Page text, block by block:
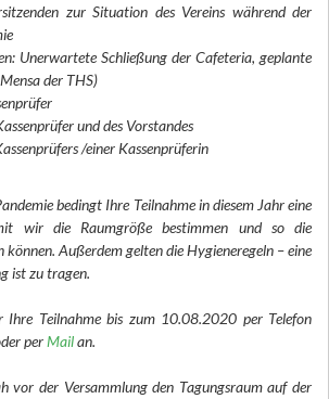
zur Situation des Vereins während der
Unerwartete Schließung der Cafeteria, geplante
der THS)
und des Vorstandes
/einer Kassenprüferin
bedingt Ihre Teilnahme in diesem Jahr eine
wir die Raumgröße bestimmen und so die
können. Außerdem gelten die Hygieneregeln – eine
ist zu tragen.
Ihre Teilnahme bis zum 10.08.2020 per Telefon
perMailan.
vor der Versammlung den Tagungsraum auf der